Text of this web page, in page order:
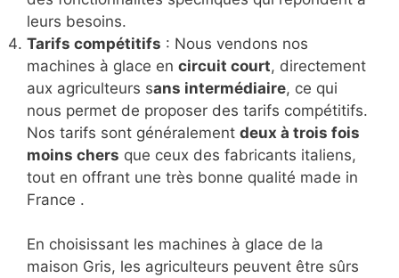
leurs besoins.
Tarifs compétitifs : Nous vendons nos
machines à glace en circuit court, directement
aux agriculteurs sans intermédiaire, ce qui
nous permet de proposer des tarifs compétitifs.
Nos tarifs sont généralement deux à trois fois
moins chers que ceux des fabricants italiens,
tout en offrant une très bonne qualité made in
France .
En choisissant les machines à glace de la
maison Gris, les agriculteurs peuvent être sûrs